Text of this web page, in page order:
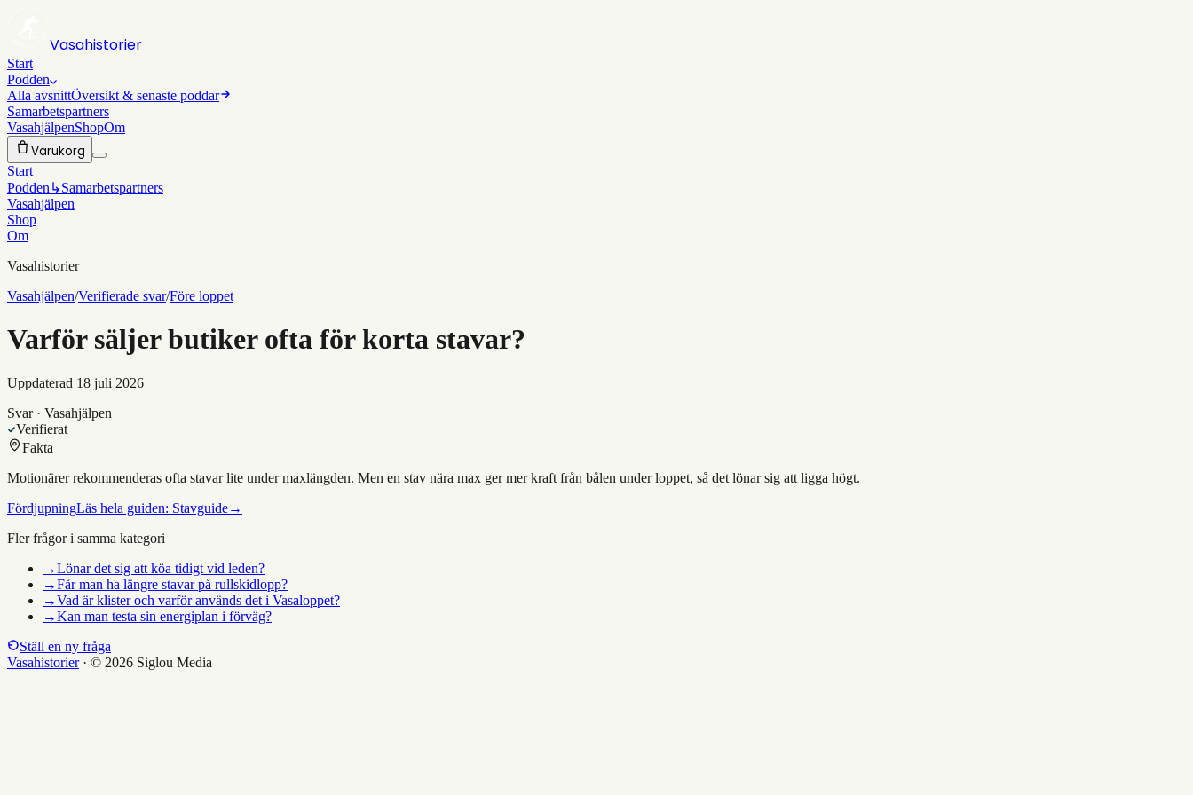
Vasahistorier
Start
Podden
Alla avsnittÖversikt & senaste poddar
Samarbetspartners
VasahjälpenShopOm
Varukorg
Start
Podden ↳Samarbetspartners
Vasahjälpen
Shop
Om
Vasahistorier
Vasahjälpen/Verifierade svar/Före loppet
Varför säljer butiker ofta för korta stavar?
Uppdaterad 18 juli 2026
Svar · Vasahjälpen
Verifierat
Fakta
Motionärer rekommenderas ofta stavar lite under maxlängden. Men en stav nära max ger mer kraft från bålen under loppet, så det lönar sig att ligga högt.
FördjupningLäs hela guiden: Stavguide→
Fler frågor i samma kategori
→Lönar det sig att köa tidigt vid leden?
→Får man ha längre stavar på rullskidlopp?
→Vad är klister och varför används det i Vasaloppet?
→Kan man testa sin energiplan i förväg?
Ställ en ny fråga
Vasahistorier· © 2026 Siglou Media